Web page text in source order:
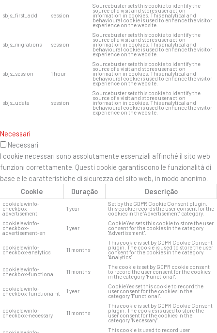
sbjs_first_add session
Sourcebuster sets this cookie to identify the
source of a visit and stores user action
information in cookies. This analytical and
behavioural cookie is used to enhance the visitor
experience on the website.
sbjs_migrations session
Sourcebuster sets this cookie to identify the
source of a visit and stores user action
information in cookies. This analytical and
behavioural cookie is used to enhance the visitor
experience on the website.
sbjs_session 1 hour
Sourcebuster sets this cookie to identify the
source of a visit and stores user action
information in cookies. This analytical and
behavioural cookie is used to enhance the visitor
experience on the website.
sbjs_udata session
Sourcebuster sets this cookie to identify the
source of a visit and stores user action
information in cookies. This analytical and
behavioural cookie is used to enhance the visitor
experience on the website.
Necessari
Necessari
I cookie necessari sono assolutamente essenziali affinché il sito web
funzioni correttamente. Questi cookie garantiscono le funzionalità di
base e le caratteristiche di sicurezza del sito web, in modo anonimo.
Cookie
Duração Descrição
cookielawinfo-
checkbox-
advertisement
1 year
Set by the GDPR Cookie Consent plugin,
this cookie records the user consent for the
cookies in the "Advertisement" category.
cookielawinfo-
checkbox-
advertisement-en
1 year
CookieYes sets this cookie to store the user
consent for the cookies in the category
"Advertisement".
cookielawinfo-
checkbox-analytics 11 months
This cookie is set by GDPR Cookie Consent
plugin. The cookie is used to store the user
consent for the cookies in the category
"Analytics".
cookielawinfo-
checkbox-functional 11 months
The cookie is set by GDPR cookie consent
to record the user consent for the cookies
in the category "Functional".
cookielawinfo-
checkbox-functional-it 1 year
CookieYes set this cookie to record the
user consent for the cookies in the
category "Functional".
cookielawinfo-
checkbox-necessary 11 months
This cookie is set by GDPR Cookie Consent
plugin. The cookies is used to store the
user consent for the cookies in the
category "Necessary".
This cookie is used to record user